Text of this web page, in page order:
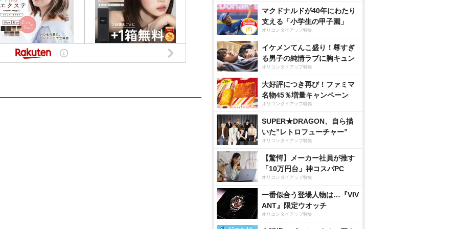
マクドナルドが40年にわたり
支える「小学生の甲子園」
オリコンタイアップ特集
イケメンてんこ盛り！尊すぎ
る男子の純情ラブに胸キュン
オリコンタイアップ特集
大好評につき再び！ファミマ
名物45％増量キャンペーン
オリコンタイアップ特集
SUPER★DRAGON、自ら描
いた”レトロフューチャー”
オリコンタイアップ特集
【驚愕】メーカー社員が推す
「10万円台」神コスパPC
オリコンタイアップ特集
一番似合う登場人物は…『VIV
ANT』限定ウオッチ
オリコンタイアップ特集